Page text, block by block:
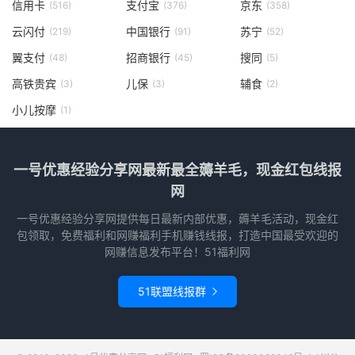
信用卡 (516) 支付宝 (376) 京东 (358)
云闪付 (219) 中国银行 (91) 苏宁 (52)
翼支付 (48) 招商银行 (45) 搜同 (5)
高铁贵宾 (3) 儿保 (3) 辅食 (2)
小儿按摩 (1)
一号优惠经验分享网最新最全薅羊毛，现金红包线报
网
一号优惠经验分享网提供每日最新内部优惠，薅羊毛活动，现金红
包领取，免费福利和网赚福利手机赚钱线报，打造中国最受欢迎的
网赚信息发布平台！51福利网
51联盟线报群 